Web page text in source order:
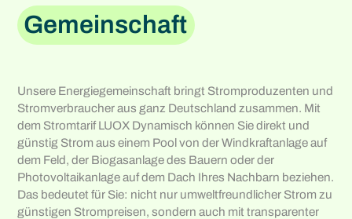
Gemeinschaft
Unsere Energiegemeinschaft bringt Stromproduzenten und
Stromverbraucher aus ganz Deutschland zusammen. Mit
dem Stromtarif LUOX Dynamisch können Sie direkt und
günstig Strom aus einem Pool von der Windkraftanlage auf
dem Feld, der Biogasanlage des Bauern oder der
Photovoltaikanlage auf dem Dach Ihres Nachbarn beziehen.
Das bedeutet für Sie: nicht nur umweltfreundlicher Strom zu
günstigen Strompreisen, sondern auch mit transparenter